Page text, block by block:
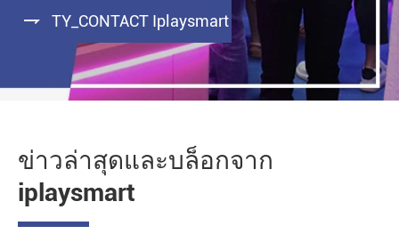
 TY_CONTACT Iplaysmart
ข่าวล่าสุดและบล็อกจาก
iplaysmart